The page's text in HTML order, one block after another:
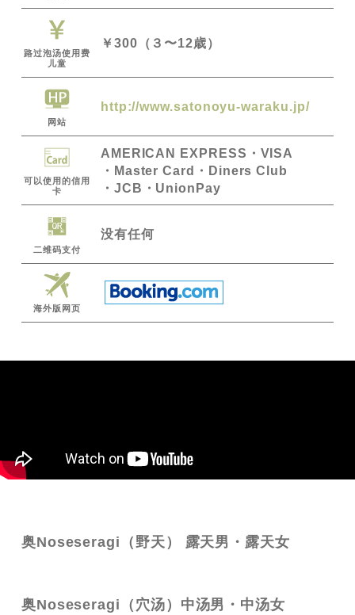
路过泡汤使用费
儿童
￥300（３〜12歳）
网站
http://www.satonoyu-waraku.jp/
可以使用的信用
卡
AMERICAN EXPRESS
VISA
Master Card
Diners Club
JCB
UnionPay
二维码支付
没有任何
海外版网页
奥Noseseragi（野天） 露天男・露天女
奥Noseseragi（穴汤）中汤男・中汤女